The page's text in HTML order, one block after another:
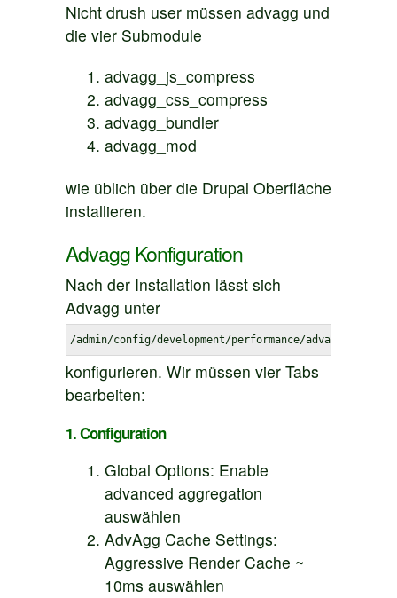
Nicht drush user müssen advagg und
die vier Submodule
advagg_js_compress
advagg_css_compress
advagg_bundler
advagg_mod
wie üblich über die Drupal Oberfläche
installieren.
Advagg Konfiguration
Nach der Installation lässt sich
Advagg unter
/admin/config/development/performance/advagg
konfigurieren. Wir müssen vier Tabs
bearbeiten:
1. Configuration
Global Options: Enable
advanced aggregation
auswählen
AdvAgg Cache Settings:
Aggressive Render Cache ~
10ms auswählen